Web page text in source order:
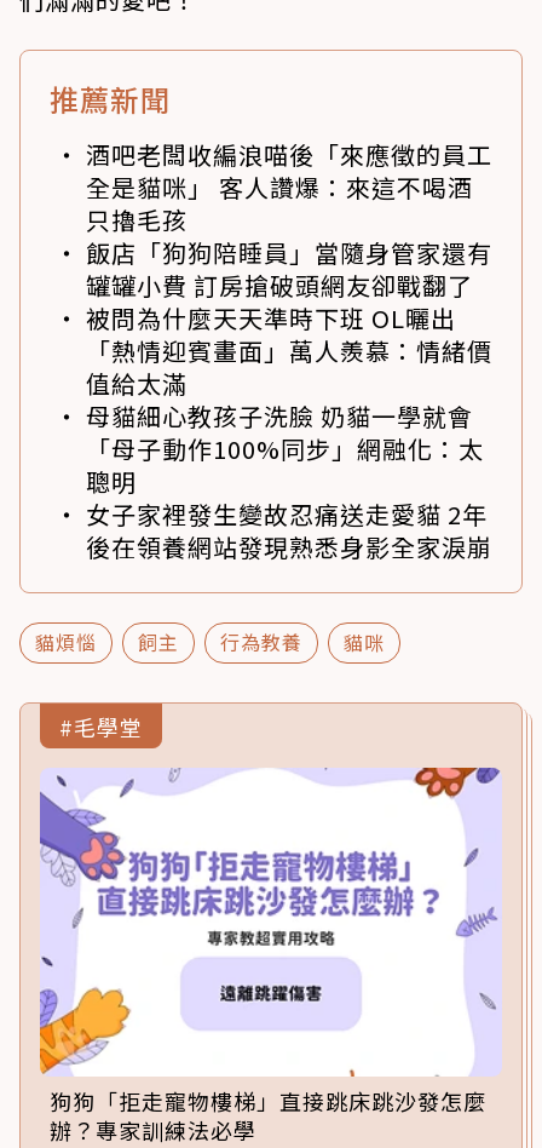
推薦新聞
酒吧老闆收編浪喵後「來應徵的員工
全是貓咪」 客人讚爆：來這不喝酒
只擼毛孩
飯店「狗狗陪睡員」當隨身管家還有
罐罐小費 訂房搶破頭網友卻戰翻了
被問為什麼天天準時下班 OL曬出
「熱情迎賓畫面」萬人羨慕：情緒價
值給太滿
母貓細心教孩子洗臉 奶貓一學就會
「母子動作100%同步」網融化：太
聰明
女子家裡發生變故忍痛送走愛貓 2年
後在領養網站發現熟悉身影全家淚崩
貓煩惱 飼主 行為教養 貓咪
#毛學堂
狗狗「拒走寵物樓梯」直接跳床跳沙發怎麼
辦？專家訓練法必學